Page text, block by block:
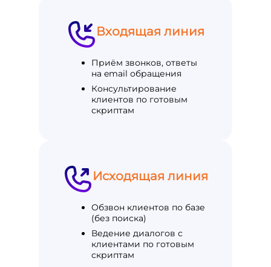
Входящая линия
Приём звонков, ответы
на email обращения
Консультирование
клиентов по готовым
скриптам
Исходящая линия
Обзвон клиентов по базе
(без поиска)
Ведение диалогов с
клиентами по готовым
скриптам